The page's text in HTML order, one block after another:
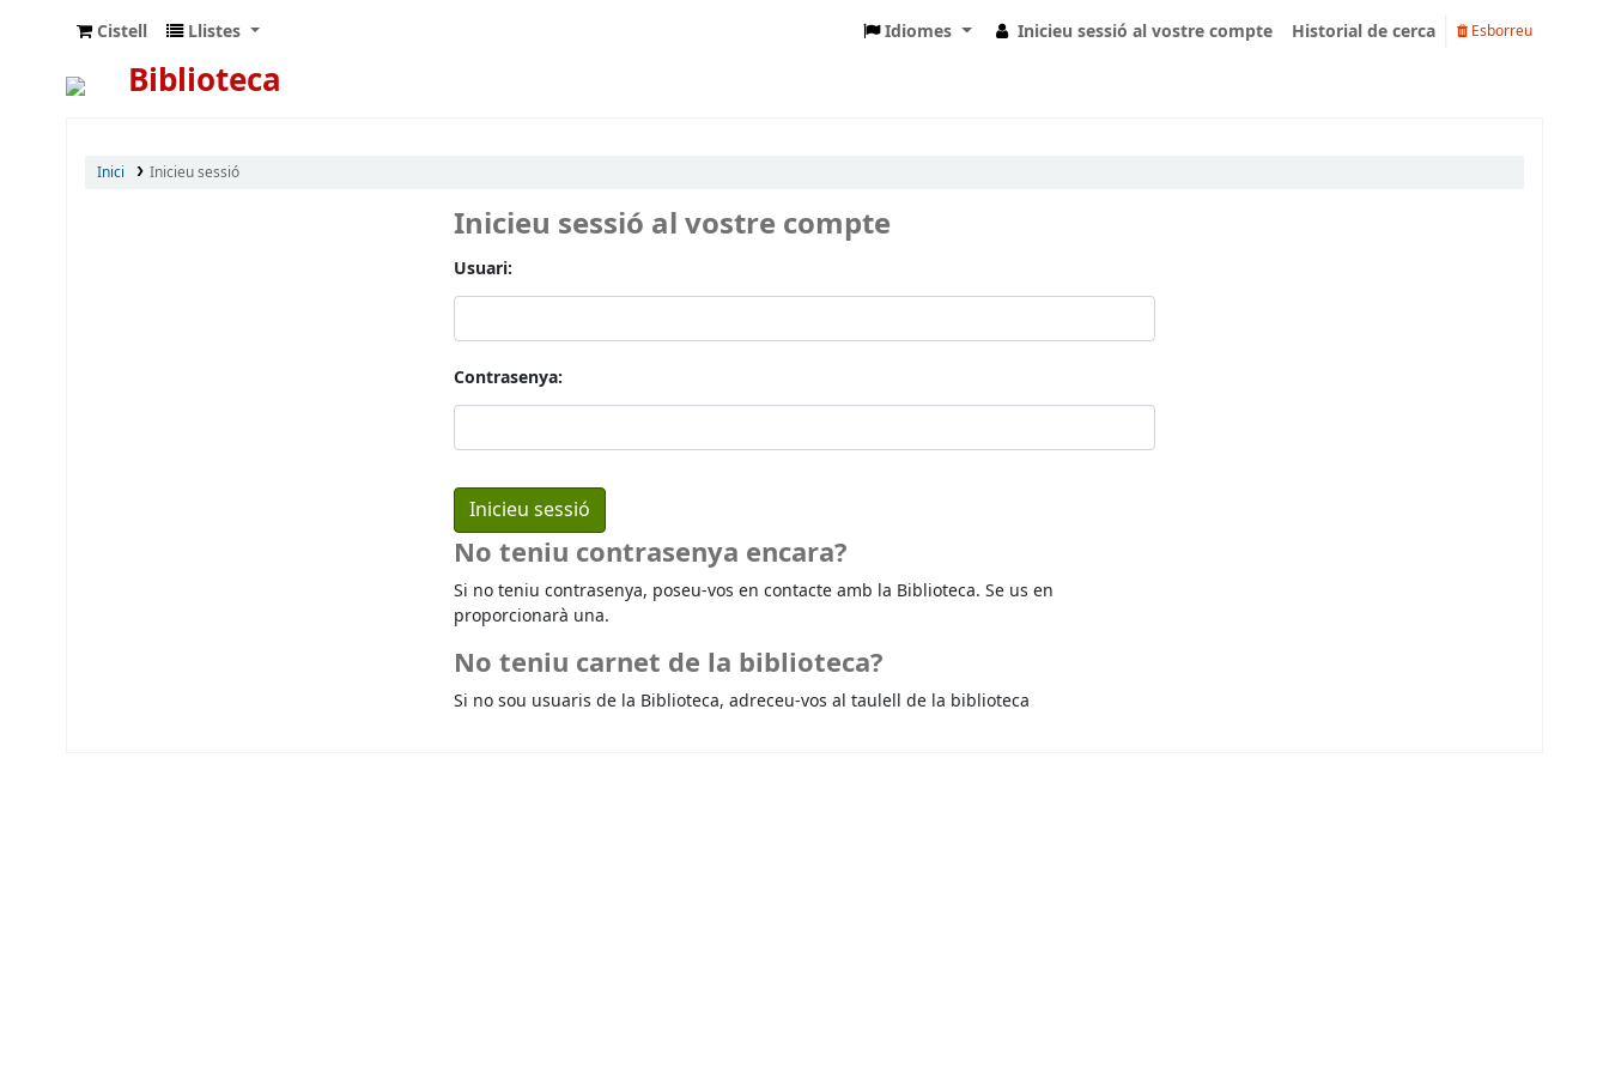
Cistell Llistes Idiomes Inicieu sessió al vostre compte Historial de cerca Esborreu
Biblioteca
Inici Inicieu sessió
Inicieu sessió al vostre compte
Usuari:
Contrasenya:
No teniu contrasenya encara?
Si no teniu contrasenya, poseu-vos en contacte amb la Biblioteca. Se us en
proporcionarà una.
No teniu carnet de la biblioteca?
Si no sou usuaris de la Biblioteca, adreceu-vos al taulell de la biblioteca